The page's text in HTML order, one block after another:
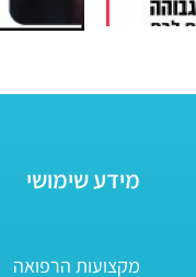
מידע שימושי
מקצועות הרפואה